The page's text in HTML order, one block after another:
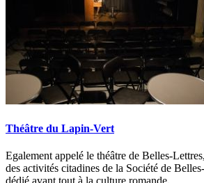
Théâtre du Lapin-Vert
Egalement appelé le théâtre de Belles-
des activités citadines de la Société de
dédié avant tout à la culture romande.